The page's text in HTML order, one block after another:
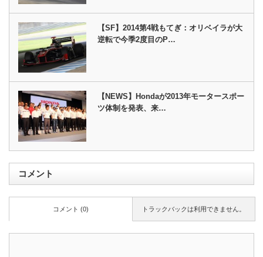
【SF】2014第4戦もてぎ：オリベイラが大
逆転で今季2度目のP…
【NEWS】Hondaが2013年モータースポー
ツ体制を発表、来…
コメント
トラックバックは利用できません。
コメント (0)